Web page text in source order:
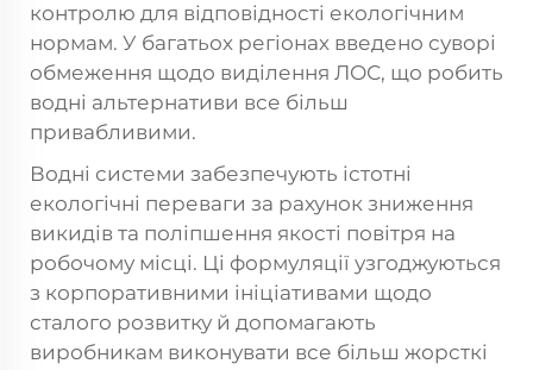
контролю для відповідності екологічним
нормам. У багатьох регіонах введено суворі
обмеження щодо виділення ЛОС, що робить
водні альтернативи все більш
привабливими.
Водні системи забезпечують істотні
екологічні переваги за рахунок зниження
викидів та поліпшення якості повітря на
робочому місці. Ці формуляції узгоджуються
з корпоративними ініціативами щодо
сталого розвитку й допомагають
виробникам виконувати все більш жорсткі